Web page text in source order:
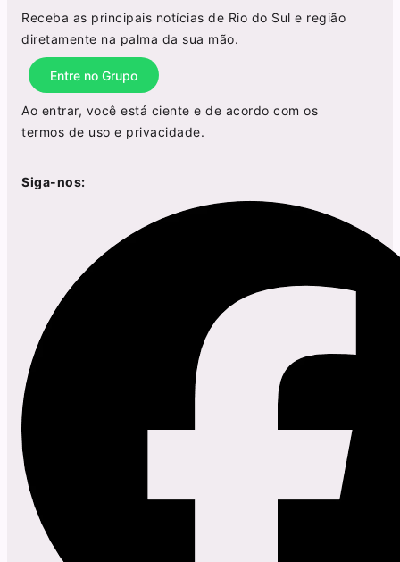
Receba as principais notícias de Rio do Sul e região
diretamente na palma da sua mão.
Entre no Grupo
Ao entrar, você está ciente e de acordo com os
termos de uso e privacidade.
Siga-nos: